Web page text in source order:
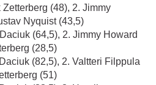
(48), 2. Jimmy
Nyquist (43,5)
(64,5), 2. Jimmy Howard
(28,5)
(82,5), 2. Valtteri Filppula
(51)